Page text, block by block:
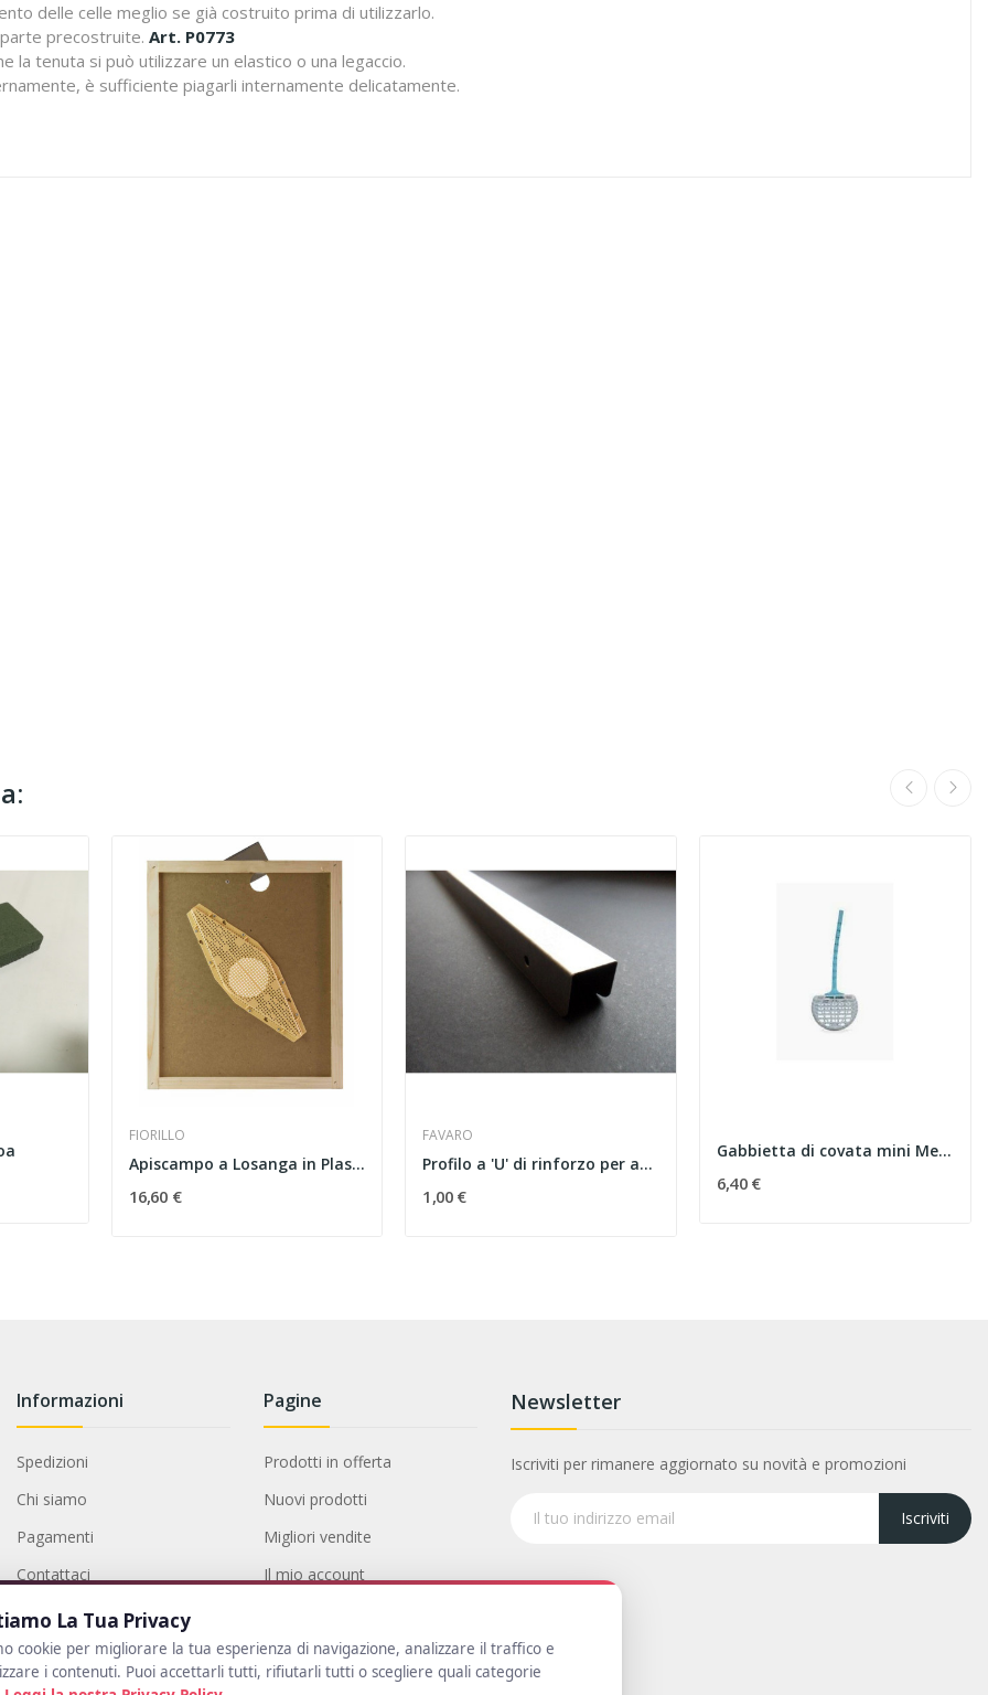
delle celle meglio se già costruito prima di utilizzarlo.
parte precostruite. Art. P0773
la tenuta si può utilizzare un elastico o una legaccio.
è sufficiente piagarli internamente delicatamente.
FIORILLO
Apiscampo a Losanga in Plastica su Telaio...
16,60 €
FAVARO
Profilo a 'U' di rinforzo per arnie in polistirolo
1,00 €
Gabbietta di covata mini Me.Ga
6,40 €
La Tua Privacy
cookie per migliorare la tua esperienza di navigazione, analizzare il traffico e
i contenuti. Puoi accettarli tutti, rifiutarli tutti o scegliere quali categorie
Informazioni
Spedizioni
Chi siamo
Pagamenti
Contattaci
Pagine
Prodotti in offerta
Nuovi prodotti
Migliori vendite
Il mio account
Privacy policy
Newsletter
Iscriviti per rimanere aggiornato su novità e promozioni
Iscriviti